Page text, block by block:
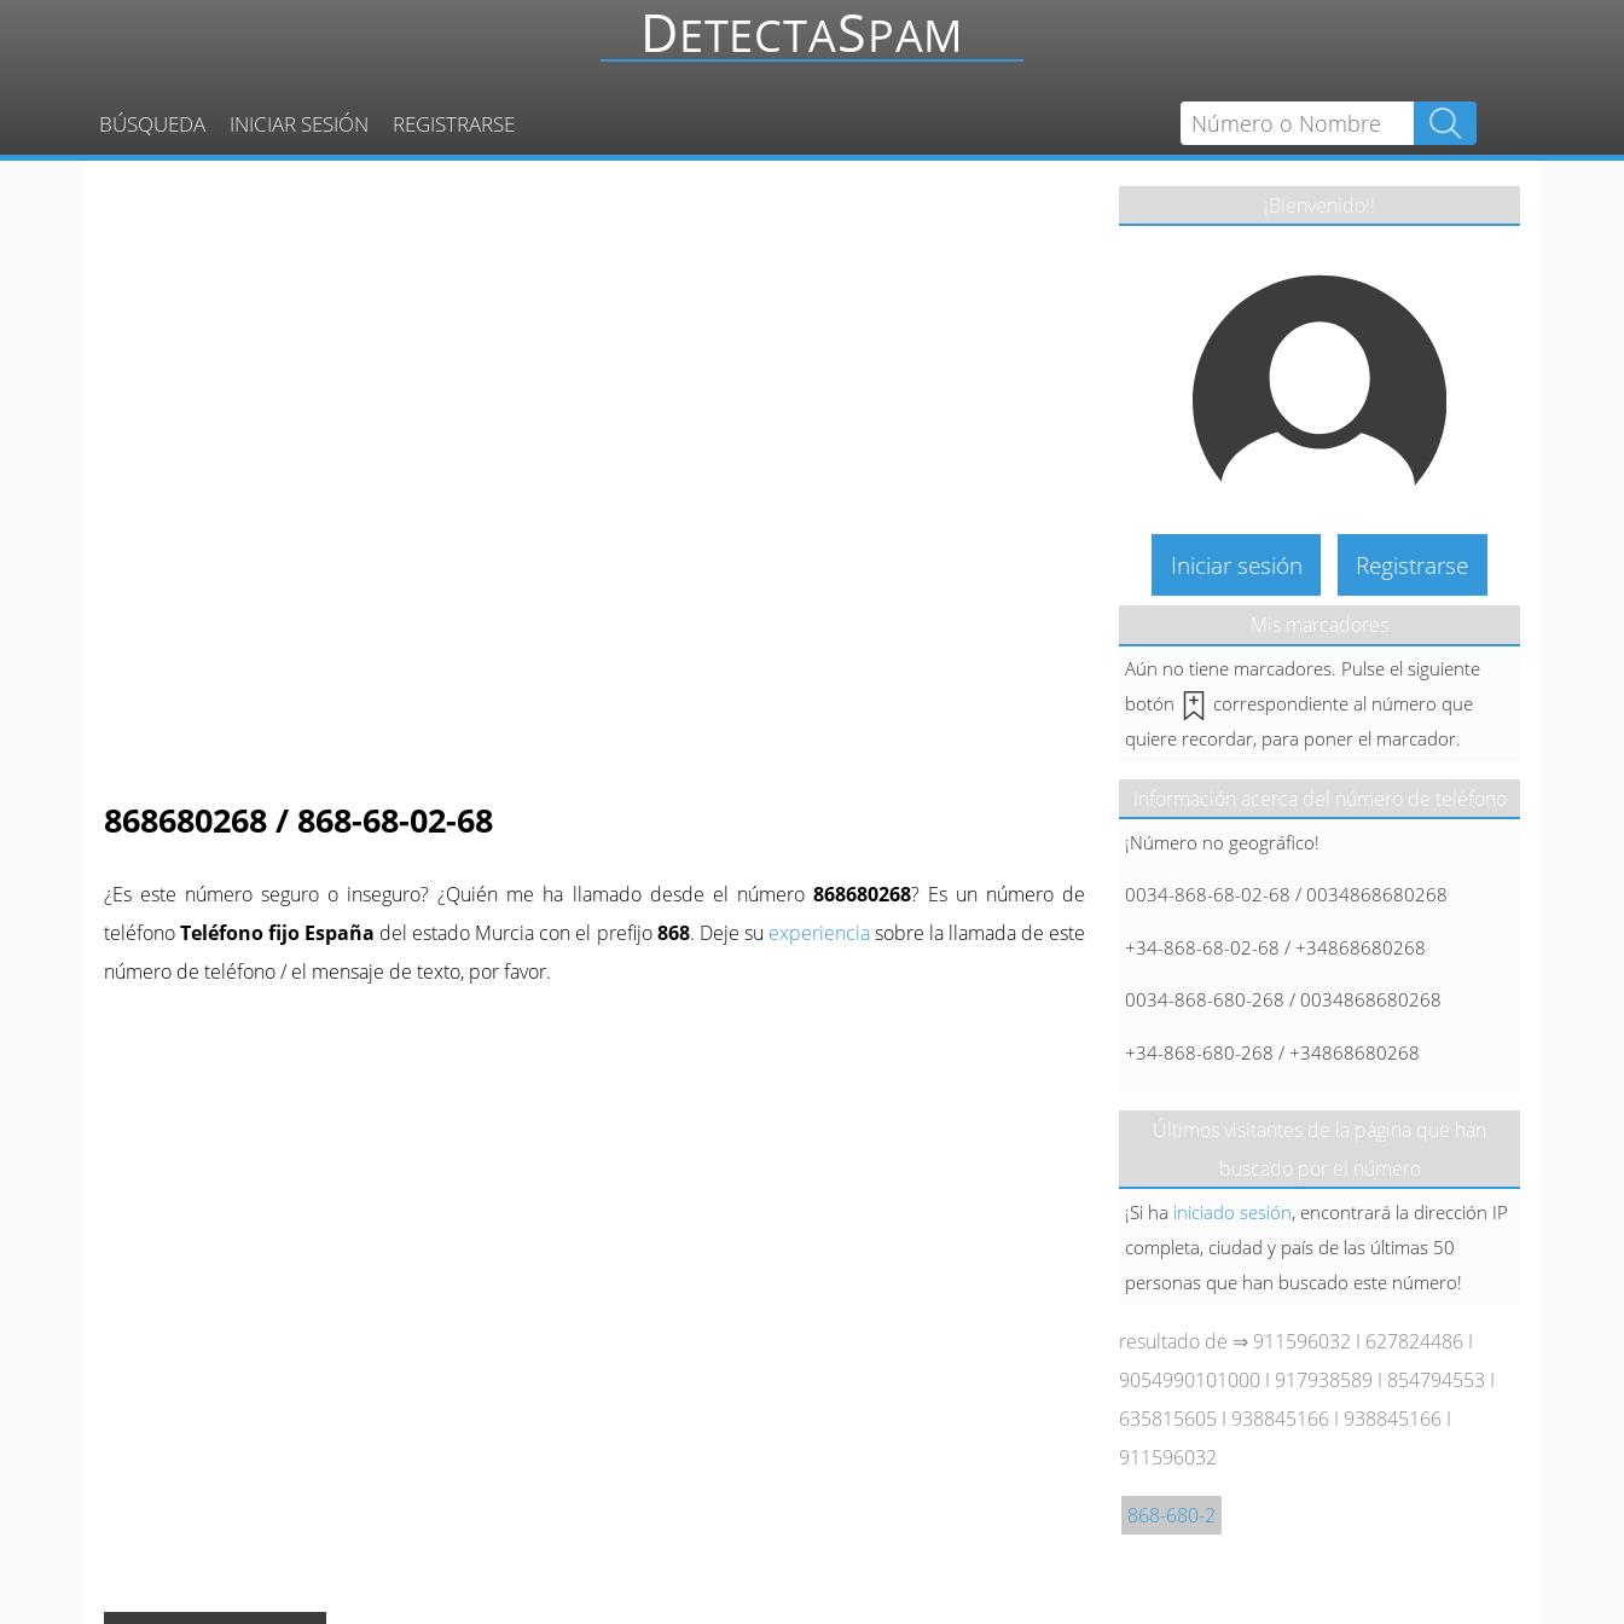
BÚSQUEDA INICIAR SESIÓN REGISTRARSE
868680268 / 868-68-02-68
¿Es este número seguro o inseguro? ¿Quién me ha llamado desde el número 868680268? Es un número de
teléfonoTeléfono fijo España del estado Murcia con el prefijo868. Deje su experienciasobre la llamada de este
número de teléfono / el mensaje de texto, por favor.
¡Bienvenido!!
Iniciar sesión Registrarse
Mis marcadores
Aún no tiene marcadores. Pulse el siguiente
botón
correspondiente al número que
quiere recordar, para poner el marcador.
Información acerca del número de teléfono
¡Número no geográfico!
0034-868-68-02-68 / 0034868680268
+34-868-68-02-68 / +34868680268
0034-868-680-268 / 0034868680268
+34-868-680-268 / +34868680268
Últimos visitantes de la página que han
buscado por el número
¡Si ha iniciado sesión, encontrará la dirección IP
completa, ciudad y país de las últimas 50
personas que han buscado este número!
resultado de ⇒ 911596032 I 627824486 I
9054990101000 I 917938589 I 854794553 I
635815605 I 938845166 I 938845166 I
911596032
868-680-2